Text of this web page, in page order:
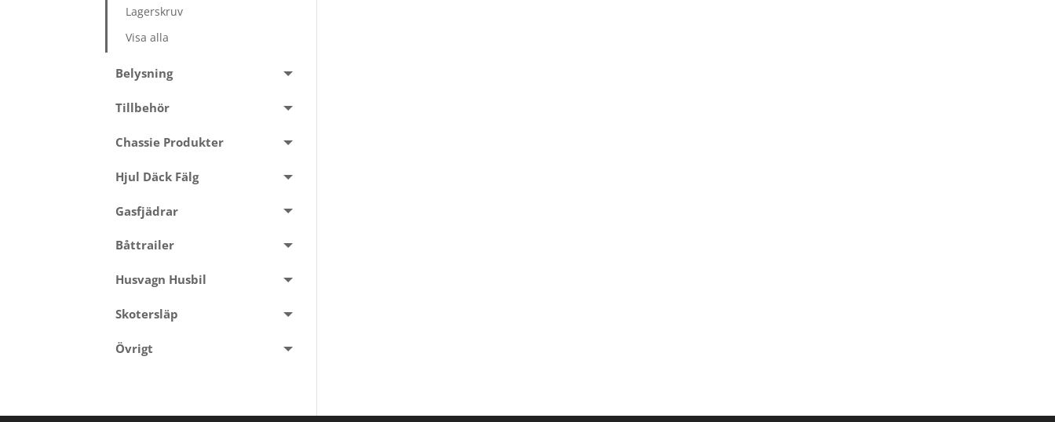
Lagerskruv
Visa alla
Belysning
Tillbehör
Chassie Produkter
Hjul Däck Fälg
Gasfjädrar
Båttrailer
Husvagn Husbil
Skotersläp
Övrigt